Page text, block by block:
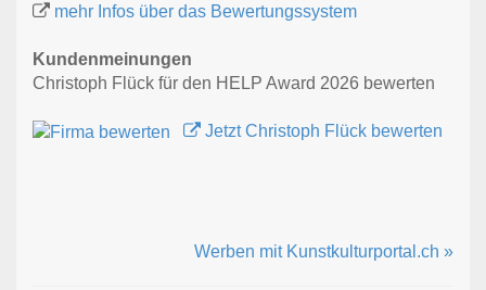
mehr Infos über das Bewertungssystem
Kundenmeinungen
Christoph Flück für den HELP Award 2026 bewerten
Jetzt Christoph Flück bewerten
Werben mit Kunstkulturportal.ch »